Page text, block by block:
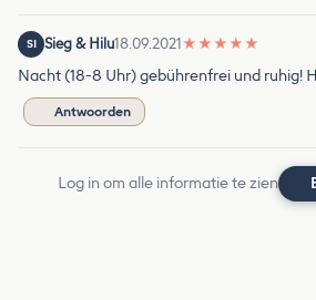
SI Sieg & Hilu18.09.2021★ ★ ★ ★ ★
Nacht (18-8 Uhr) gebührenfrei und ruhig!
Antwoorden
Log in om alle informatie te zien